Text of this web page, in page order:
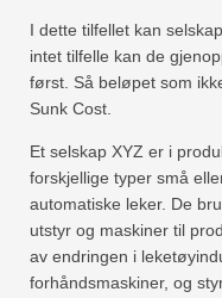
I dette tilfellet kan
intet tilfelle kan de
først. Så beløpet som
Sunk Cost.
Et selskap XYZ er i
forskjellige typer små
automatiske leker. De
utstyr og maskiner til
av endringen i
forhåndsmaskiner, og